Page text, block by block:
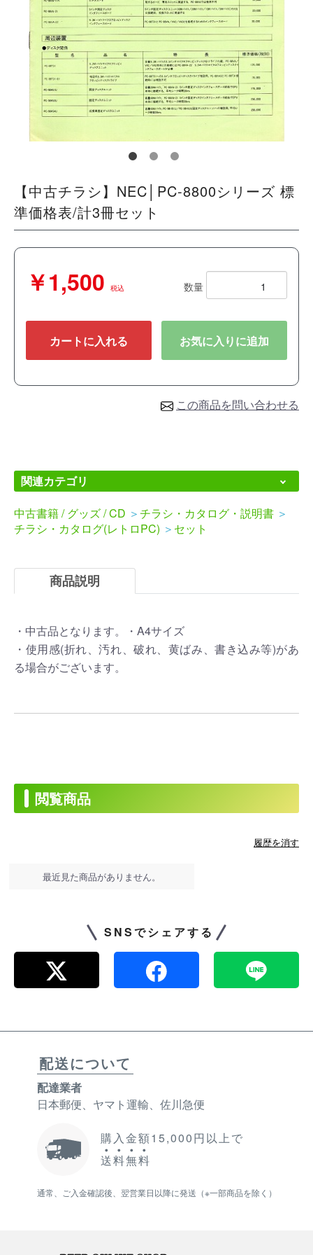
【中古チラシ】NEC│PC-8800シリーズ 標
準価格表/計3冊セット
￥1,500 税込 数量
カートに入れる お気に入りに追加
この商品を問い合わせる
関連カテゴリ
中古書籍 / グッズ / CD ＞チラシ・カタログ・説明書 ＞
チラシ・カタログ(レトロPC) ＞ セット
商品説明
・中古品となります。・A4サイズ
・使用感(折れ、汚れ、破れ、黄ばみ、書き込み等)があ
る場合がございます。
閲覧商品
履歴を消す
最近見た商品がありません。
SNSでシェアする
配送について
配達業者
日本郵便、ヤマト運輸、佐川急便
購入金額15,000円以上で
送料無料
通常、ご入金確認後、翌営業日以降に発送（※一部商品を除く）